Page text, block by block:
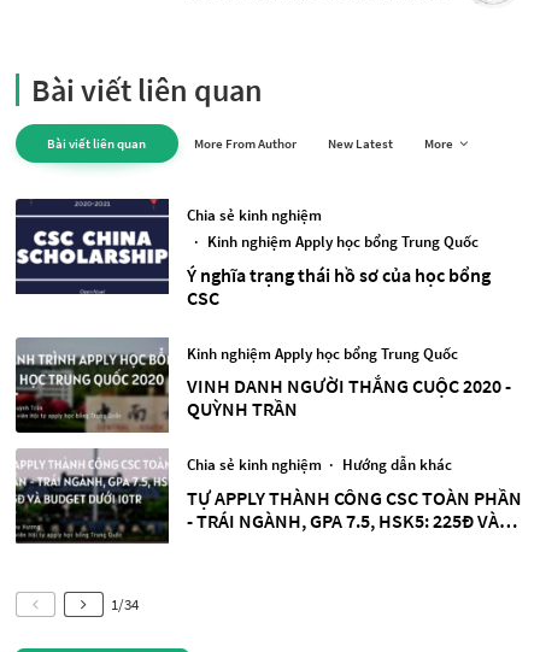
Bài viết liên quan
Bài viết liên quan More From Author New Latest More
Chia sẻ kinh nghiệm
· Kinh nghiệm Apply học bổng Trung Quốc
Ý nghĩa trạng thái hồ sơ của học bổng
CSC
Kinh nghiệm Apply học bổng Trung Quốc
VINH DANH NGƯỜI THẮNG CUỘC 2020 -
QUỲNH TRẦN
Chia sẻ kinh nghiệm · Hướng dẫn khác
TỰ APPLY THÀNH CÔNG CSC TOÀN PHẦN
- TRÁI NGÀNH, GPA 7.5, HSK5: 225Đ VÀ
1/34